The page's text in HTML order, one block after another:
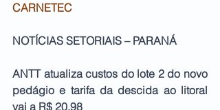
CARNETEC
NOTÍCIAS SETORIAIS – PARANÁ
ANTT atualiza custos do lote 2 do novo
pedágio e tarifa da descida ao litoral
vai a R$ 20,98